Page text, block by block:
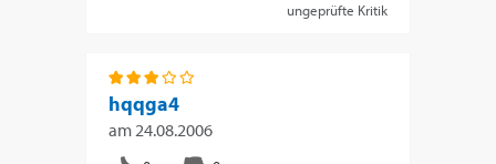
ungeprüfte Kritik
hqqga4
am24.08.2006